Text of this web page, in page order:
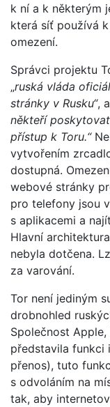
k ní a k některým
která síť používá
omezení.
Správci projektu
„ruská vláda
stránky v Rusku“,
někteří
přístup k Toru.“
vytvořením
dostupná.
webové stránky
pro telefony jsou
s aplikacemi a
Hlavní
nebyla dotčena.
za varování.
Tor není jediným
drobnohled
Společnost
představila funkci
přenos), tuto
s odvoláním na
tak, aby